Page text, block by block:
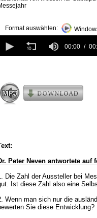
Format auswählen:
seconds
00:00
Peter Neven antwortete auf
Die Zahl der Aussteller bei
Ist diese Zahl also eine
Wenn man sich nur die
Sie diese Entwicklung?